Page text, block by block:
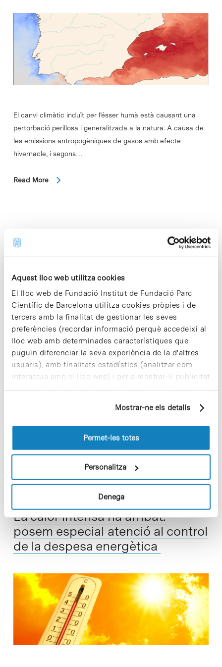
Aquest lloc web utilitza cookies
El lloc web de Fundació Institut de Fundació Parc
Científic de Barcelona utilitza cookies pròpies i de
tercers amb la finalitat de gestionar les seves
preferències (recordar informació perquè accedeixi al
lloc web amb determinades característiques que
puguin diferenciar la seva experiència de la d'altres
usuaris), amb finalitats estadístics (analitzar com
interactua amb el lloc web) i per a mostrar-li publicitat
personalitzada sobre la base d'un perfil elaborat a
pàgines visitades). Per a obtenir més informació sobre
les cookies pot consultar laPolítica de cookiesdel
Mostrar-ne els detalls
Permet-les totes
Personalitza
Denega
El canvi climàtic induït per l’ésser humà està causant una
pertorbació perillosa i generalitzada a la natura. A causa de
les emissions antropogèniques de gasos amb efecte
hivernacle, i segons…
Read More
InODS
Arriba l’estiu: calor, festa i
el ritme de les nostres vides. Els dies llargs conviden a sortir,
La calor intensa ha arribat:
posem especial atenció al control
de la despesa energètica